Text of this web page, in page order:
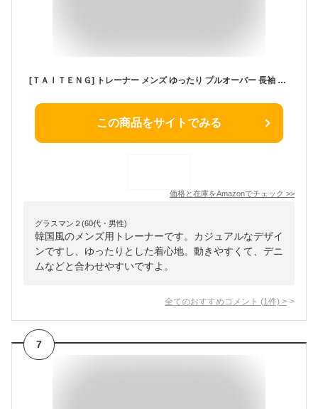
[ＴＡＩＴＥＮＧ] トレーナー メンズ ゆったり プルオーバー 長袖 ハーフジップ スウェット カジュアル 英字 ロゴ 韓国風 トップス 大きいサイズ ドロップショルダー おしゃれ 春 秋 (Qグレー)
この商品をサイトでみる
価格と在庫をAmazonでチェック >>
グラスマン２(60代・男性)
韓国風のメンズ用トレーナーです。カジュアルなデザイ
ンですし、ゆったりとした着心地。動きやすくて、デニ
ムなどと合わせやすいですよ。
全てのおすすめコメント (1 件) >
7